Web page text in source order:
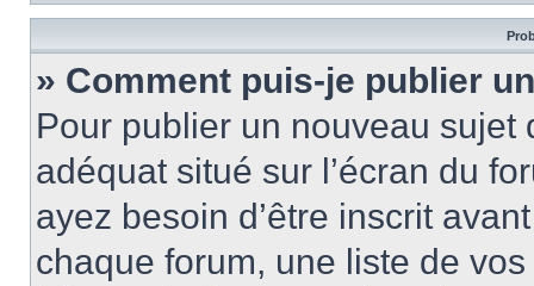
» Comment puis-je publier
Pour publier un nouveau
adéquat situé sur l’écran du
ayez besoin d’être inscrit
chaque forum, une liste de